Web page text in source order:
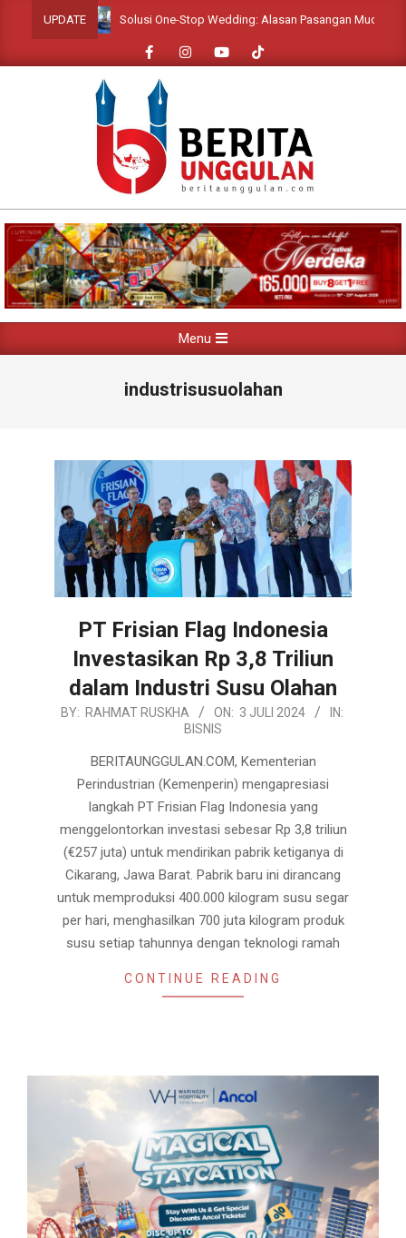
UPDATE Solusi One-Stop Wedding: Alasan Pasangan Muda Wajib
Navigation
Menu
industrisusuolahan
PT Frisian Flag Indonesia
Investasikan Rp 3,8 Triliun
dalam Industri Susu Olahan
2024-
BY: RAHMAT RUSKHA ON: 3 JULI 2024
IN:
BISNIS
BERITAUNGGULAN.COM, Kementerian
Perindustrian (Kemenperin) mengapresiasi
langkah PT Frisian Flag Indonesia yang
menggelontorkan investasi sebesar Rp 3,8 triliun
(€257 juta) untuk mendirikan pabrik ketiganya di
Cikarang, Jawa Barat. Pabrik baru ini dirancang
untuk memproduksi 400.000 kilogram susu segar
per hari, menghasilkan 700 juta kilogram produk
susu setiap tahunnya dengan teknologi ramah
CONTINUE READING